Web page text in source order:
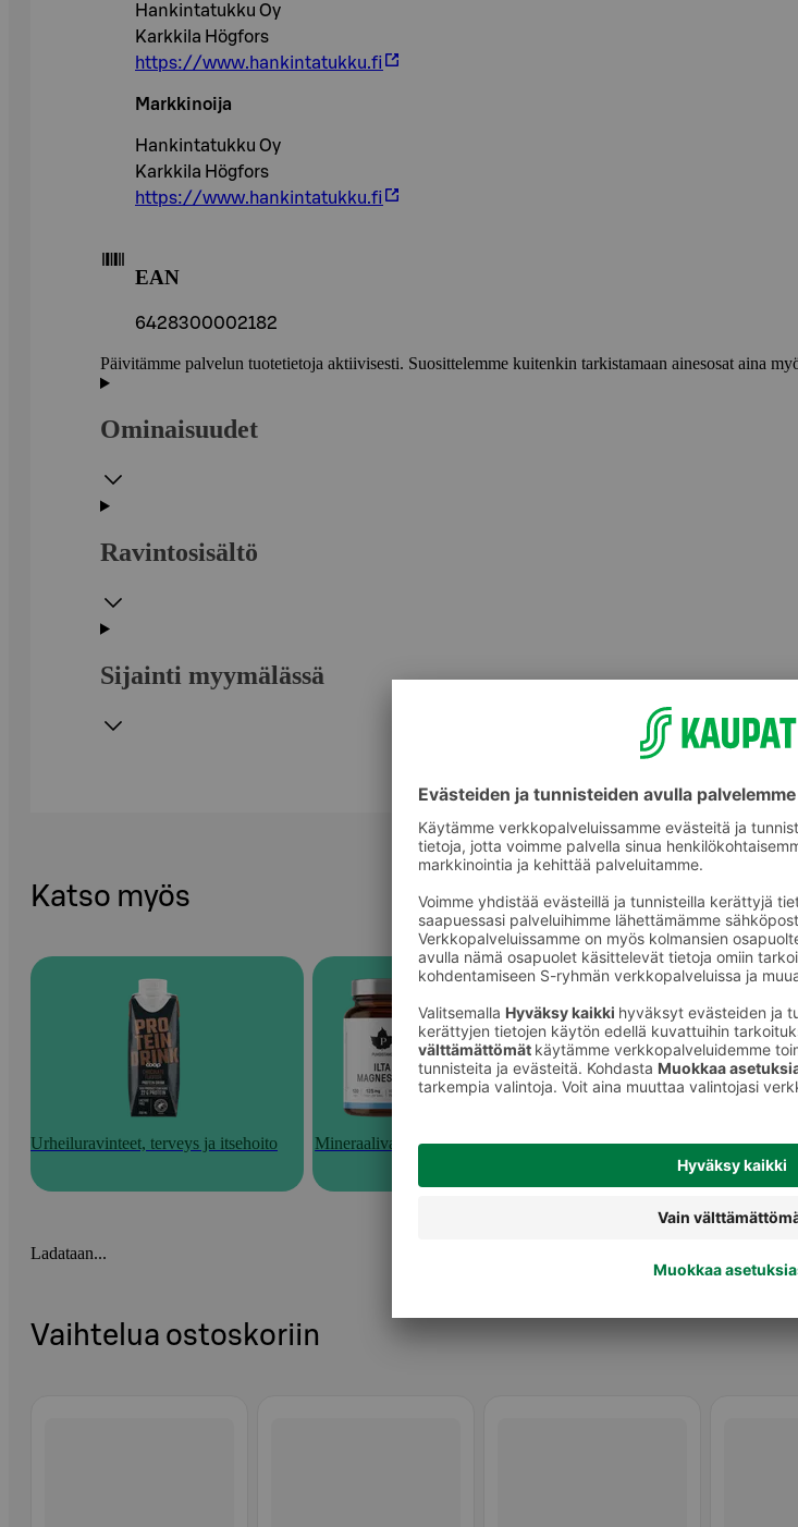
Hankintatukku Oy
Karkkila Högfors
https://www.hankintatukku.fi
Markkinoija
Hankintatukku Oy
Karkkila Högfors
https://www.hankintatukku.fi
EAN
6428300002182
Päivitämme palvelun tuotetietoja aktiivisesti. Suosittelemme kuitenkin tarkistamaan ainesosat aina
Ominaisuudet
Ravintosisältö
Sijainti myymälässä
Katso myös
Urheiluravinteet, terveys ja itsehoito Mineraalivalmisteet Muut mineraalivalmisteet
Ladataan...
Vaihtelua ostoskoriin